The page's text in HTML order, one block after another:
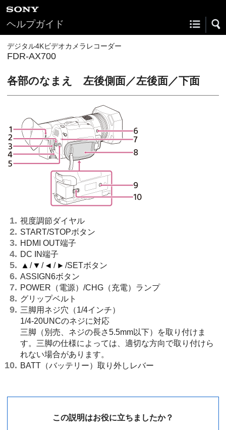
ヘルプガイド
デジタル4Kビデオカメラレコーダー
FDR-AX700
各部のなまえ 左後側面／左後面／下面
視度調節ダイヤル
START/STOPボタン
HDMI OUT端子
DC IN端子
/
/ /
/SETボタン
ASSIGN6ボタン
POWER（電源）/CHG（充電）ランプ
グリップベルト
三脚用ネジ穴（1/4インチ）
1/4-20UNCのネジに対応
三脚（別売、ネジの長さ5.5mm以下）を取り付けま
す。三脚の仕様によっては、適切な方向で取り付けら
れない場合があります。
BATT（バッテリー）取り外しレバー
この説明はお役に立ちましたか？